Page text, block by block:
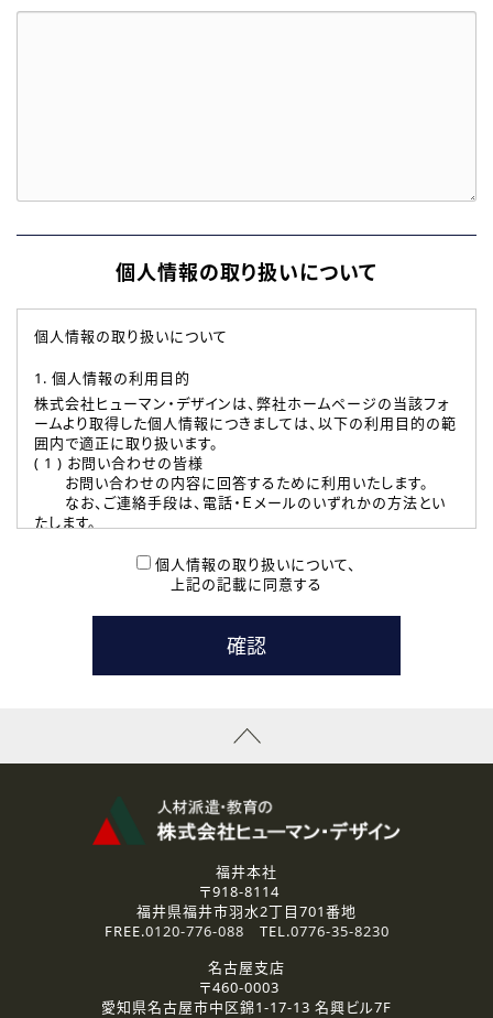
個人情報の取り扱いについて
個人情報の取り扱いについて
1. 個人情報の利用目的
株式会社ヒューマン・デザインは、弊社ホームページの当該フォ
ームより取得した個人情報につきましては、以下の利用目的の範
囲内で適正に取り扱います。
( 1 ) お問い合わせの皆様
お問い合わせの内容に回答するために利用いたします。
なお、ご連絡手段は、電話・Ｅメールのいずれかの方法とい
たします。
本登録に関するご連絡および本登録時の参考情報として利
たします。
( 3 ) スタッフ派遣を検討されている企業の皆様
お問い合わせの内容に回答するために利用いたします。
なお、ご連絡手段は、電話・Ｅメールのいずれかの方法とい
資料送付、受講相談に関するご連絡のために利用いたしま
その他、お問い合わせの内容に回答するために利用いたし
なお、ご連絡手段は、電話・Ｅメールのいずれかの方法とい
2.個人情報の第三者提供
ご提供いただいた個人情報は、法令等の規定に従う場合を除き、
3.個人情報の取り扱いの委託
弊社の定める個人情報保護の評価基準を満たした委託先に、個
個人情報の取り扱いについて、
上記の記載に同意する
福井本社
〒918-8114
福井県福井市羽水2丁目701番地
FREE.0120-776-088 TEL.0776-35-8230
名古屋支店
〒460-0003
愛知県名古屋市中区錦1-17-13 名興ビル7F